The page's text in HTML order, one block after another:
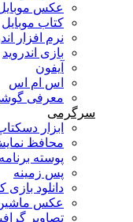
عکس
کتاب موبایل
نرم افزار
بازی اندروید
آیفون
اس ام اس
معرفی
سرگرمی
ابزار
محافظ
پوسته برنامه
پس زمینه
دانلود بازی
عکس
تصاویر